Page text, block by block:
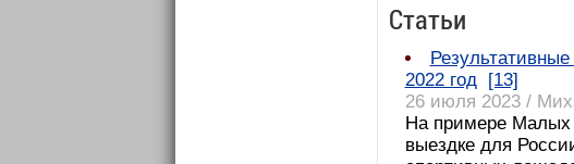
Статьи
2022 год
[13]
26 июля 2023 /
На примере Малых
выездке для